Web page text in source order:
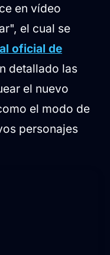
en vídeo
el cual se
oficial de
detallado las
el nuevo
el modo de
personajes